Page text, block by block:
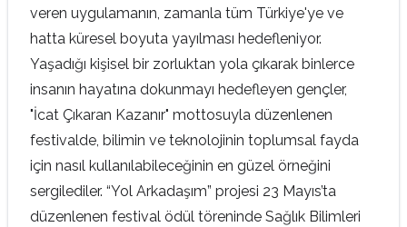
veren uygulamanın, zamanla tüm Türkiye'ye ve
hatta küresel boyuta yayılması hedefleniyor.
Yaşadığı kişisel bir zorluktan yola çıkarak binlerce
insanın hayatına dokunmayı hedefleyen gençler,
"İcat Çıkaran Kazanır" mottosuyla düzenlenen
festivalde, bilimin ve teknolojinin toplumsal fayda
için nasıl kullanılabileceğinin en güzel örneğini
sergilediler. “Yol Arkadaşım” projesi 23 Mayıs’ta
düzenlenen festival ödül töreninde Sağlık Bilimleri